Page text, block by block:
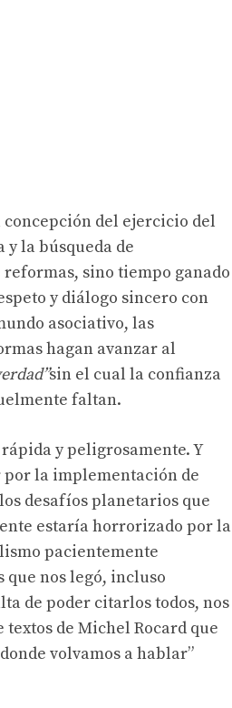
concepción del ejercicio del
la búsqueda de
sino tiempo ganado
y diálogo sincero con
asociativo, las
hagan avanzar al
sin el cual la confianza
faltan.
y peligrosamente. Y
por la implementación de
desafíos planetarios que
estaría horrorizado por la
pacientemente
que nos legó, incluso
de poder citarlos todos, nos
de Michel Rocard que
volvamos a hablar”